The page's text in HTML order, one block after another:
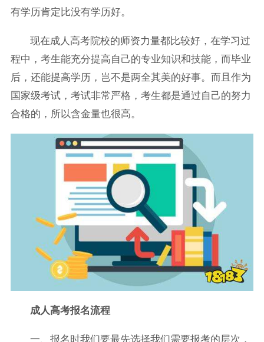
有学历肯定比没有学历好。
现在成人高考院校的师资力量都比较好，在学习过
程中，考生能充分提高自己的专业知识和技能，而毕业
后，还能提高学历，岂不是两全其美的好事。而且作为
国家级考试，考试非常严格，考生都是通过自己的努力
合格的，所以含金量也很高。
成人高考报名流程
一、报名时我们要最先选择我们需要报考的层次，